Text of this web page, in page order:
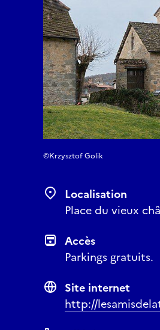
©Krzysztof Golik
Localisation
Place du vieux
Accès
Parkings gratuits.
Site internet
http://